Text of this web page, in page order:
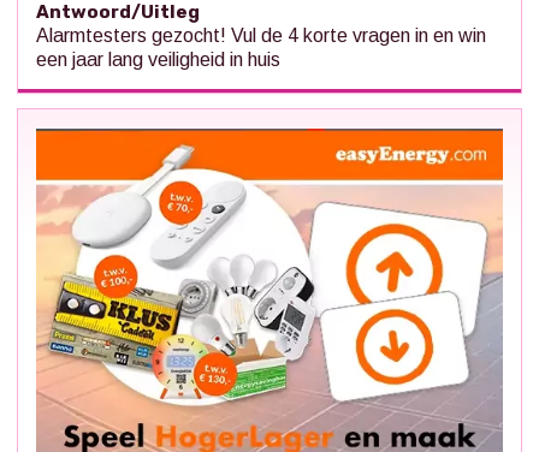
Antwoord/Uitleg
Alarmtesters gezocht! Vul de 4 korte vragen in en win
een jaar lang veiligheid in huis